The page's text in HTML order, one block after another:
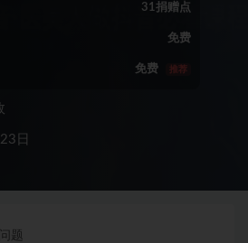
31捐赠点
免费
免费 推荐
日
题